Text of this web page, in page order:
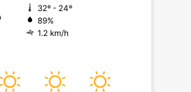
32º - 24º
89%
1.2 km/h